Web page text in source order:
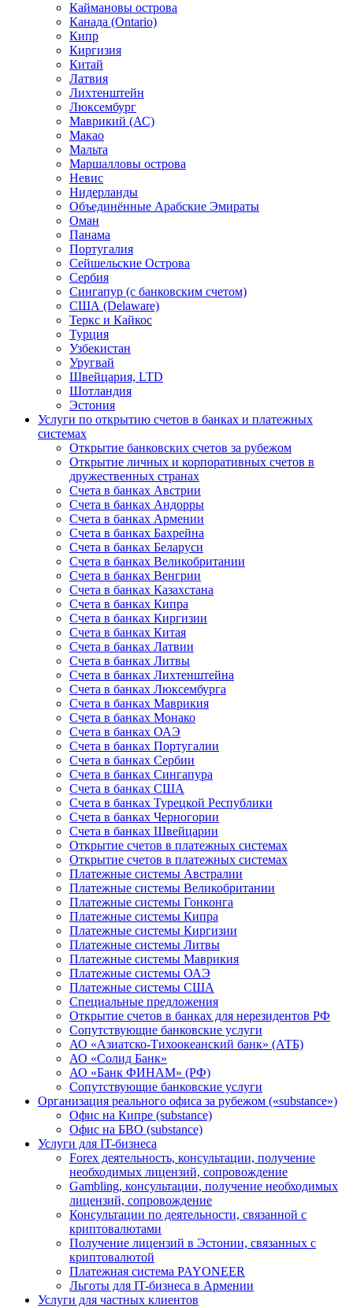
Каймановы острова
Канада (Ontario)
Кипр
Киргизия
Китай
Латвия
Лихтенштейн
Люксембург
Маврикий (АС)
Макао
Мальта
Маршалловы острова
Нeвис
Нидерланды
Объединённые Арабские Эмираты
Оман
Панама
Португалия
Сейшельские Острова
Сербия
Сингапур (c банковским счетом)
США (Delaware)
Теркс и Кайкос
Турция
Узбекистан
Уругвай
Швейцария, LTD
Шотландия
Эстония
Услуги по открытию счетов в банках и платежных
системах
Открытие банковских счетов за рубежом
Открытие личных и корпоративных счетов в
дружественных странах
Счета в банках Австрии
Счета в банках Андорры
Счета в банках Армении
Счета в банках Бахрейна
Счета в банках Беларуси
Счета в банках Великобритании
Счета в банках Венгрии
Счета в банках Казахстана
Счета в банках Кипра
Счета в банках Киргизии
Счета в банках Китая
Счета в банках Латвии
Счета в банках Литвы
Счета в банках Лихтенштейна
Счета в банках Люксембурга
Счета в банках Маврикия
Счета в банках Монако
Счета в банках ОАЭ
Счета в банках Португалии
Счета в банках Сербии
Счета в банках Сингапура
Счета в банках США
Счета в банках Турецкой Республики
Счета в банках Черногории
Счета в банках Швейцарии
Открытие счетов в платежных системах
Открытие счетов в платежных системах
Платежные системы Австралии
Платежные системы Великобритании
Платежные системы Гонконга
Платежные системы Кипра
Платежные системы Киргизии
Платежные системы Литвы
Платежные системы Маврикия
Платежные системы ОАЭ
Платежные системы США
Специальные предложения
Открытие счетов в банках для нерезидентов РФ
Сопутствующие банковские услуги
АО «Азиатско-Тихоокеанский банк» (АТБ)
АО «Солид Банк»
АО «Банк ФИНАМ» (РФ)
Сопутствующие банковские услуги
Организация реального офиса за рубежом («substance»)
Офис на Кипре (substance)
Офис на БВО (substance)
Услуги для IT-бизнеса
Forex деятельность, консультации, получение
необходимых лицензий, сопровождение
Gambling, консультации, получение необходимых
лицензий, сопровождение
Консультации по деятельности, связанной с
криптовалютами
Получение лицензий в Эстонии, связанных с
криптовалютой
Платежная система PAYONEER
Льготы для IT-бизнеса в Армении
Услуги для частных клиентов